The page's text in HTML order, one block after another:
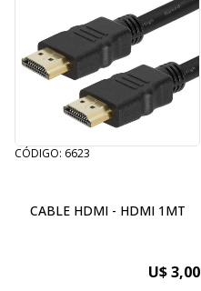
CÓDIGO: 6623
CABLE HDMI - HDMI 1MT
U$ 3,00